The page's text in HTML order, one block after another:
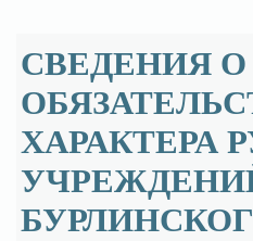
СВЕДЕНИЯ
ХАРАКТЕРА